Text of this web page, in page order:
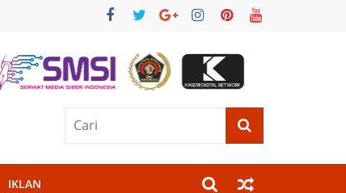
IKLAN